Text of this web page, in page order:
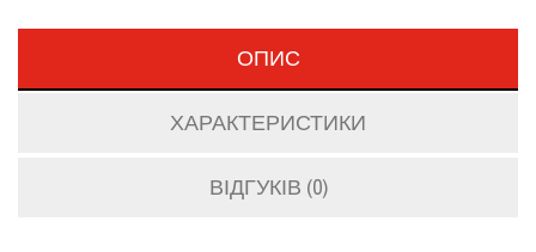
ОПИС
ХАРАКТЕРИСТИКИ
ВІДГУКІВ (0)